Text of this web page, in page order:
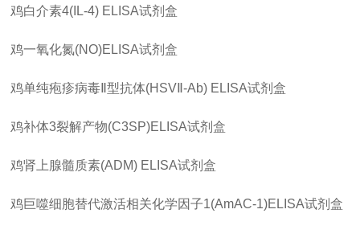
鸡白介素4(IL-4) ELISA试剂盒
鸡一氧化氮(NO)ELISA试剂盒
鸡单纯疱疹病毒 Ⅱ型抗体(HSVⅡ-Ab) ELISA试剂盒
鸡补体3裂解产物(C3SP)ELISA试剂盒
鸡肾上腺髓质素(ADM) ELISA试剂盒
鸡巨噬细胞替代激活相关化学因子1(AmAC-1)ELISA试剂盒